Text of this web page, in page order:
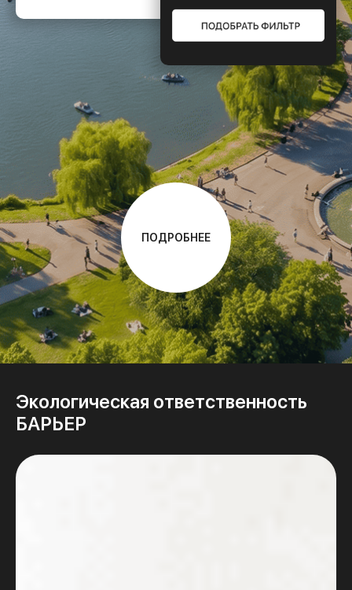
ПОДРОБНЕЕ
Экологическая ответственноcть
БАРЬЕР